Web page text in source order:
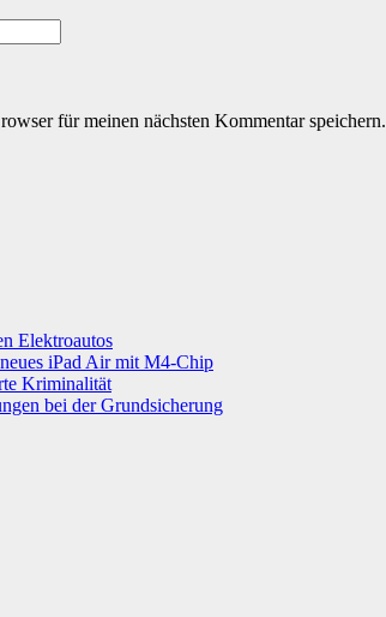
für meinen nächsten Kommentar speichern.
Elektroautos
iPad Air mit M4-Chip
Kriminalität
bei der Grundsicherung